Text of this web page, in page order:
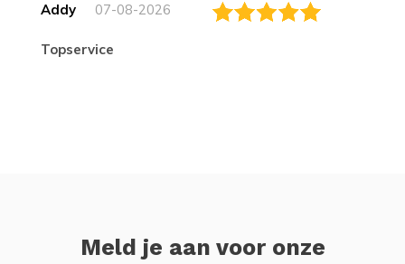
Addy 07-08-2026
topservice
Meld je aan voor onze